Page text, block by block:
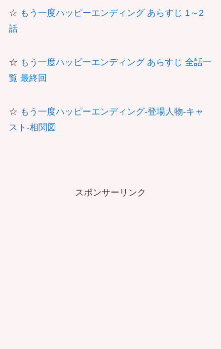
☆ もう一度ハッピーエンディング あらすじ 1～2
話
☆ もう一度ハッピーエンディング あらすじ 全話一
覧 最終回
☆ もう一度ハッピーエンディング-登場人物-キャ
スト-相関図
スポンサーリンク